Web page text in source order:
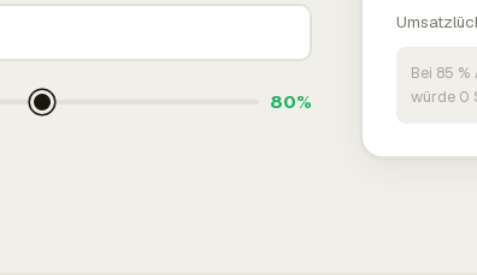
80%
Bei 85
würde 0